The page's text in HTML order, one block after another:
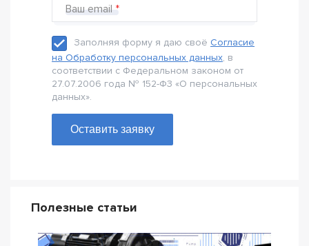
Ваш email
Заполняя форму я даю своё Согласие
на Обработку персональных данных, в
соответствии с Федеральном законом от
27.07.2006 года № 152-Ф3 «О персональных
данных».
Оставить заявку
Полезные статьи